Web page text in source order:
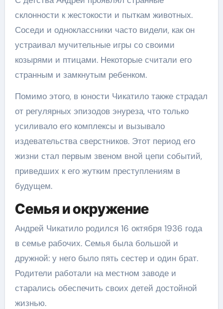
склонности к жестокости и пыткам животных.
Соседи и одноклассники часто видели, как он
устраивал мучительные игры со своими
козырями и птицами. Некоторые считали его
странным и замкнутым ребенком.
Помимо этого, в юности Чикатило также страдал
от регулярных эпизодов энуреза, что только
усиливало его комплексы и вызывало
издевательства сверстников. Этот период его
жизни стал первым звеном вной цепи событий,
приведших к его жутким преступлениям в
будущем.
Семья и окружение
Андрей Чикатило родился 16 октября 1936 года
в семье рабочих. Семья была большой и
дружной: у него было пять сестер и один брат.
Родители работали на местном заводе и
старались обеспечить своих детей достойной
жизнью.